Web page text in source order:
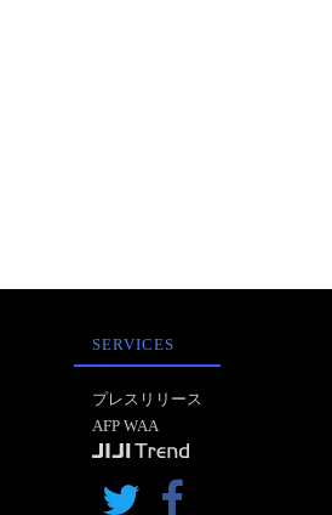
SERVICES
プレスリリース
AFP WAA